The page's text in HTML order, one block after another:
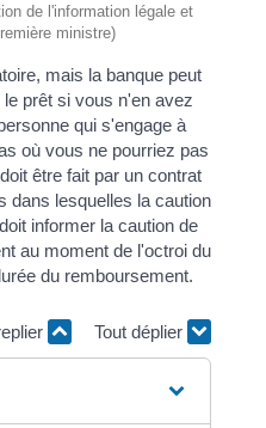
de l'information légale et
ministre)
mais la banque peut
prêt si vous n'en avez
qui s'engage à
où vous ne pourriez pas
être fait par un contrat
dans lesquelles la caution
informer la caution de
au moment de l'octroi du
du remboursement.
Tout déplier